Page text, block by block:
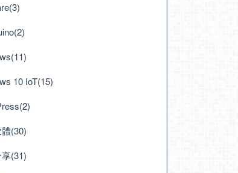
10 IoT(15)
(30)
(31)